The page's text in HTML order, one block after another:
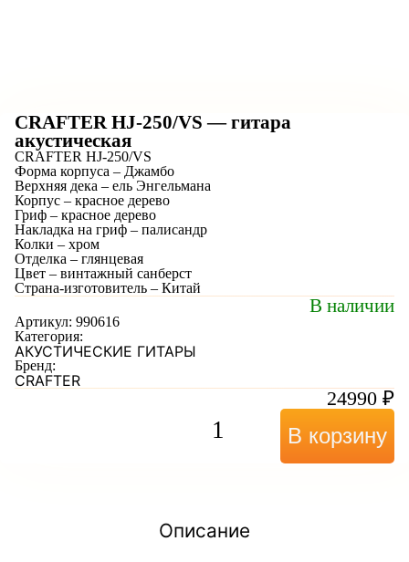
CRAFTER HJ-250/VS — гитара
акустическая
24990 ₽
CRAFTER HJ-250/VS
Форма корпуса – Джамбо
Верхняя дека – ель Энгельмана
Корпус – красное дерево
Гриф – красное дерево
Накладка на гриф – палисандр
Колки – хром
Отделка – глянцевая
Цвет – винтажный санберст
Страна-изготовитель – Китай
В наличии
В корзину
Артикул: 990616
Категория:
АКУСТИЧЕСКИЕ ГИТАРЫ
Бренд:
CRAFTER
Описание